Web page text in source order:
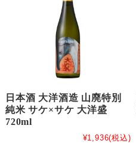
日本酒 大洋酒造 山廃特別
純米 サケ×サケ 大洋盛
720ml
¥1,936(税込)